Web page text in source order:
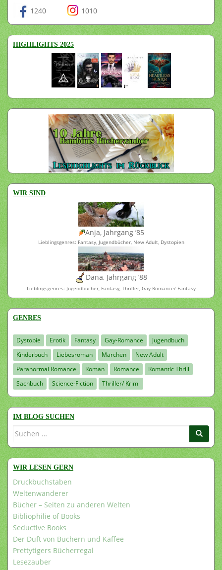
1240 1010
HIGHLIGHTS 2025
WIR SIND
Anja, Jahrgang ’85
Lieblingsgenres: Fantasy, Jugendbücher, New Adult, Dystopien
Dana, Jahrgang ’88
Lieblingsgenres: Jugendbücher, Fantasy, Thriller, Gay-Romance/-Fantasy
GENRES
Dystopie Erotik Fantasy Gay-Romance
Jugendbuch
Kinderbuch
Liebesroman Märchen
New Adult
Paranormal Romance
Roman Romance
Romantic Thrill
Sachbuch
Science-Fiction Thriller/ Krimi
IM BLOG SUCHEN
Suchen
WIR LESEN GERN
Druckbuchstaben
Weltenwanderer
Bücher – Seiten zu anderen Welten
Bibliophilie of Books
Seductive Books
Der Duft von Büchern und Kaffee
Prettytigers Bücherregal
Lesezauber